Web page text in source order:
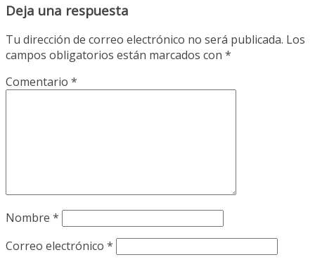
Deja una respuesta
Tu dirección de correo electrónico no será publicada. Los
campos obligatorios están marcados con *
Comentario *
Nombre *
Correo electrónico *